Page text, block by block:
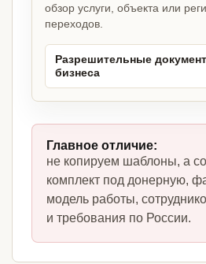
обзор услуги, объекта или
переходов.
Разрешительные
бизнеса
Главное отличие:
не копируем шаблоны, а
комплект под донерную,
модель работы,
и требования по России.